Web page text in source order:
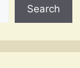
Search